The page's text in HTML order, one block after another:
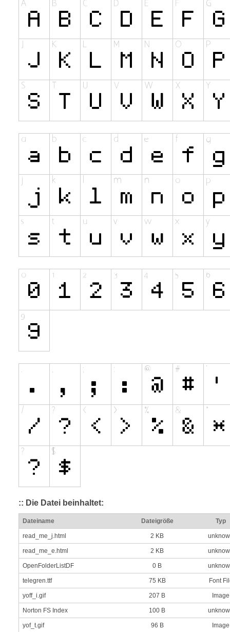
:: Die Datei beinhaltet:
Dateiname Dateigröße Typ
read_me_j.html 2 KB
read_me_e.html 2 KB
OpenFolderListDF 0 B
telegren.ttf 75 KB Font
yoff_i.gif 207 B Image
Norton FS Index 100 B
yof_t.gif 96 B Image